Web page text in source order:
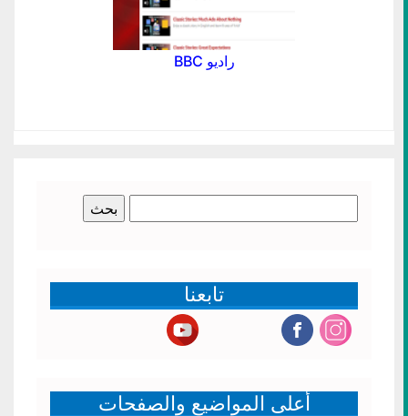
راديو BBC
عن:
تابعنا
أعلى المواضيع والصفحات